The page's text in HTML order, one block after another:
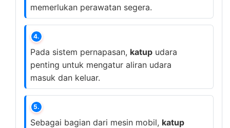
memerlukan perawatan segera.
4.
Pada sistem pernapasan, katup udara
penting untuk mengatur aliran udara
masuk dan keluar.
5.
Sebagai bagian dari mesin mobil, katup